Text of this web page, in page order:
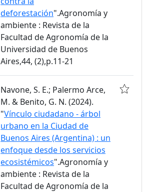
deforestación".Agronomía y
ambiente : Revista de la
Facultad de Agronomía de la
Universidad de Buenos
Aires,44, (2),p.11-21
Navone, S. E.; Palermo Arce,
M. & Benito, G. N. (2024).
"Vínculo ciudadano - árbol
urbano en la Ciudad de
Buenos Aires (Argentina) : un
enfoque desde los servicios
ecosistémicos".Agronomía y
ambiente : Revista de la
Facultad de Agronomía de la